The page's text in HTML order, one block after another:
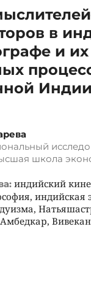
в
и
Индии
школа
индийский
индийская